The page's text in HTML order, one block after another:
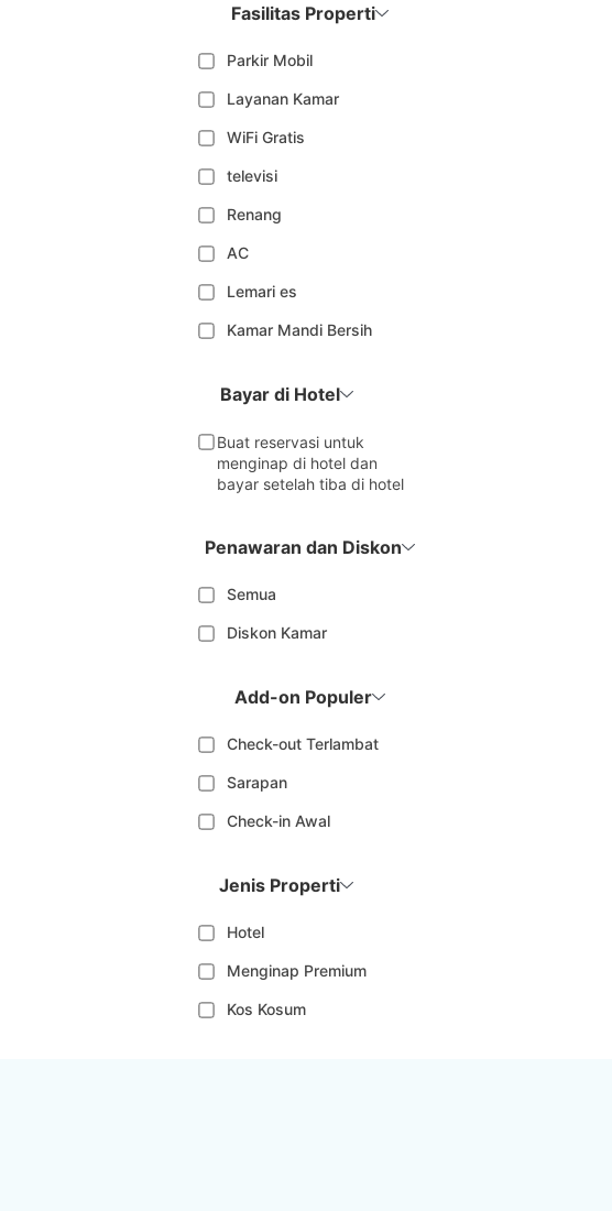
Fasilitas Properti
Parkir Mobil
Layanan Kamar
WiFi Gratis
televisi
Renang
AC
Lemari es
Kamar Mandi Bersih
Bayar di Hotel
Buat reservasi untuk
menginap di hotel dan
bayar setelah tiba di hotel
Penawaran dan Diskon
Semua
Diskon Kamar
Add-on Populer
Check-out Terlambat
Sarapan
Check-in Awal
Jenis Properti
Hotel
Menginap Premium
Kos Kosum